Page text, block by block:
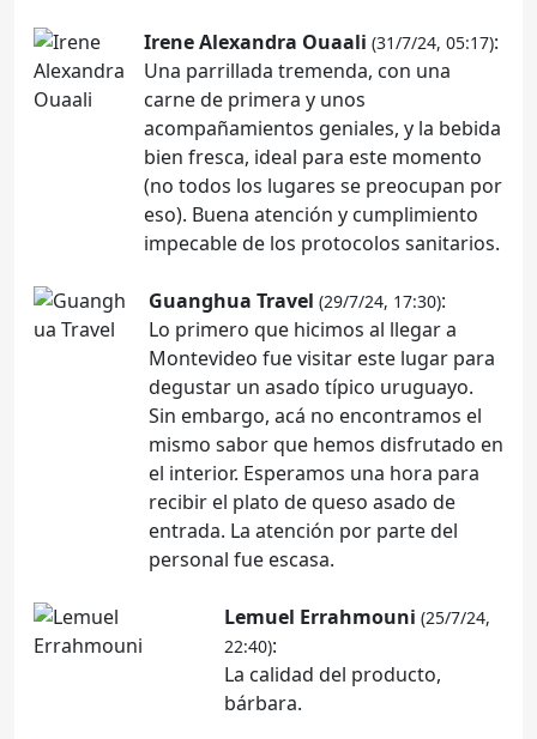
Irene Alexandra Ouaali (31/7/24, 05:17):
Una parrillada tremenda, con una
carne de primera y unos
acompañamientos geniales, y la bebida
bien fresca, ideal para este momento
(no todos los lugares se preocupan por
eso). Buena atención y cumplimiento
impecable de los protocolos sanitarios.
Guanghua Travel (29/7/24, 17:30):
Lo primero que hicimos al llegar a
Montevideo fue visitar este lugar para
degustar un asado típico uruguayo.
Sin embargo, acá no encontramos el
mismo sabor que hemos disfrutado en
el interior. Esperamos una hora para
recibir el plato de queso asado de
entrada. La atención por parte del
personal fue escasa.
Lemuel Errahmouni (25/7/24,
22:40):
La calidad del producto,
bárbara.